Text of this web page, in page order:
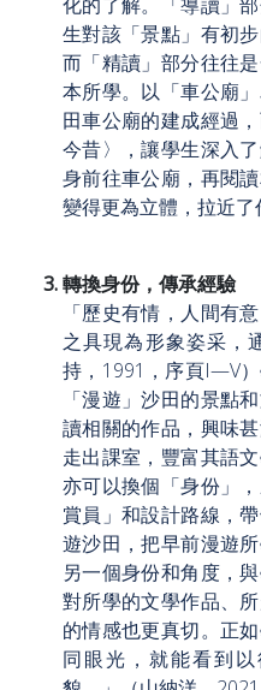
生對該「景點」有初
而「精讀」部分往往
本所學。以「車公廟
田車公廟的建成經過
今昔〉，讓學生深入
身前往車公廟，再閱
變得更為立體，拉近了
轉換身份，傳承經驗
「歷史有情，人間有
之具現為形象姿采，
持，1991，序頁I—V
「漫遊」沙田的景點
讀相關的作品，興味
走出課室，豐富其語
亦可以換個「身份」
賞員」和設計路線，
遊沙田，把早前漫遊
另一個身份和角度，
對所學的文學作品、
的情感也更真切。正
同眼光，就能看到